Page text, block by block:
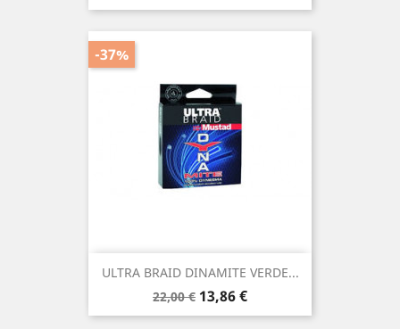
base
ULTRA BRAID DINAMITE VERDE...
Precio
base
22,00 € Precio
13,86 €
-37%